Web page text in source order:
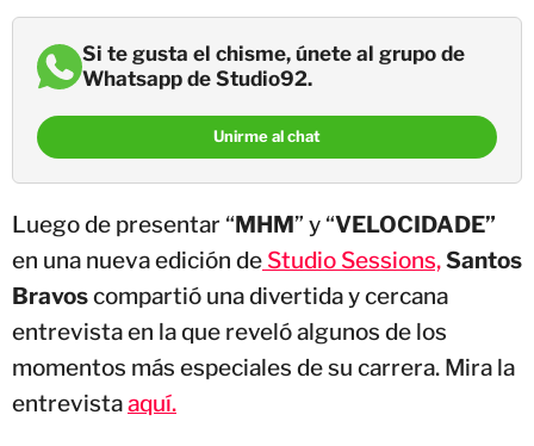
Si te gusta el chisme, únete al grupo de
Whatsapp de Studio92.
Unirme al chat
Luego de presentar “MHM” y “VELOCIDADE”
en una nueva edición de Studio Sessions,Santos
Bravoscompartió una divertida y cercana
entrevista en la que reveló algunos de los
momentos más especiales de su carrera. Mira la
entrevistaaquí.